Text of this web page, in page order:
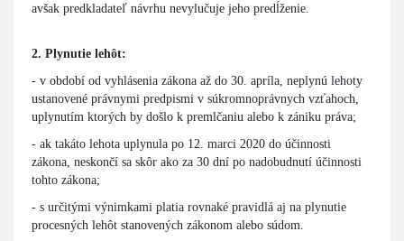
avšak predkladateľ návrhu nevylučuje jeho predĺženie.
2. Plynutie lehôt:
- v období od vyhlásenia zákona až do 30. apríla, neplynú lehoty
ustanovené právnymi predpismi v súkromnoprávnych vzťahoch,
uplynutím ktorých by došlo k premlčaniu alebo k zániku práva;
- ak takáto lehota uplynula po 12. marci 2020 do účinnosti
zákona, neskončí sa skôr ako za 30 dní po nadobudnutí účinnosti
tohto zákona;
- s určitými výnimkami platia rovnaké pravidlá aj na plynutie
procesných lehôt stanovených zákonom alebo súdom.